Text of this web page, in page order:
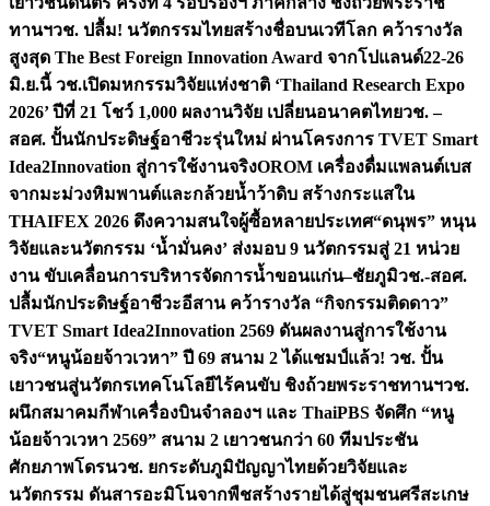
ทานฯวช. ปลื้ม! นวัตกรรมไทยสร้างชื่อบนเวทีโลก คว้ารางวัล
สูงสุด The Best Foreign Innovation Award จากโปแลนด์22-26
มิ.ย.นี้ วช.เปิดมหกรรมวิจัยแห่งชาติ ‘Thailand Research Expo
2026’ ปีที่ 21 โชว์ 1,000 ผลงานวิจัย เปลี่ยนอนาคตไทยวช. –
สอศ. ปั้นนักประดิษฐ์อาชีวะรุ่นใหม่ ผ่านโครงการ TVET Smart
Idea2Innovation สู่การใช้งานจริงOROM เครื่องดื่มแพลนต์เบส
จากมะม่วงหิมพานต์และกล้วยน้ำว้าดิบ สร้างกระแสใน
THAIFEX 2026 ดึงความสนใจผู้ซื้อหลายประเทศ“ดนุพร” หนุน
วิจัยและนวัตกรรม ‘น้ำมั่นคง’ ส่งมอบ 9 นวัตกรรมสู่ 21 หน่วย
งาน ขับเคลื่อนการบริหารจัดการน้ำขอนแก่น–ชัยภูมิวช.-สอศ.
ปลื้มนักประดิษฐ์อาชีวะอีสาน คว้ารางวัล “กิจกรรมติดดาว”
TVET Smart Idea2Innovation 2569 ดันผลงานสู่การใช้งาน
จริง“หนูน้อยจ้าวเวหา” ปี 69 สนาม 2 ได้แชมป์แล้ว! วช. ปั้น
เยาวชนสู่นวัตกรเทคโนโลยีไร้คนขับ ชิงถ้วยพระราชทานฯวช.
ผนึกสมาคมกีฬาเครื่องบินจำลองฯ และ ThaiPBS จัดศึก “หนู
น้อยจ้าวเวหา 2569” สนาม 2 เยาวชนกว่า 60 ทีมประชัน
ศักยภาพโดรนวช. ยกระดับภูมิปัญญาไทยด้วยวิจัยและ
นวัตกรรม ดันสารอะมิโนจากพืชสร้างรายได้สู่ชุมชนศรีสะเกษ